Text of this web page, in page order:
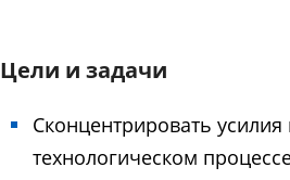
Цели и задачи
Сконцентрировать
технологическом